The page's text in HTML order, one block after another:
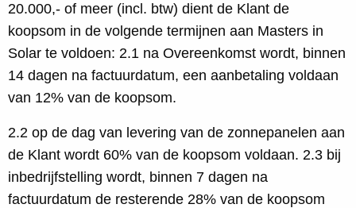
20.000,- of meer (incl. btw) dient de Klant de
koopsom in de volgende termijnen aan Masters in
Solar te voldoen: 2.1 na Overeenkomst wordt, binnen
14 dagen na factuurdatum, een aanbetaling voldaan
van 12% van de koopsom.
2.2 op de dag van levering van de zonnepanelen aan
de Klant wordt 60% van de koopsom voldaan. 2.3 bij
inbedrijfstelling wordt, binnen 7 dagen na
factuurdatum de resterende 28% van de koopsom